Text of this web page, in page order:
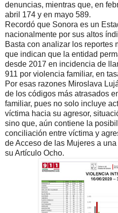
denuncias, mientras que, en
abril 174 y en mayo 589.
Recordó que Sonora es un
nacionalmente por sus altos
Basta con analizar los reportes
que indican que la entidad
desde 2017 en incidencia de
911 por violencia familiar, en
Por esas razones Miroslava
de los códigos más atrasados
familiar, pues no solo incluye
víctima hacia su agresor,
sino que, aún contiene la
conciliación entre víctima y
de Acceso de las Mujeres a
su Artículo Ocho.